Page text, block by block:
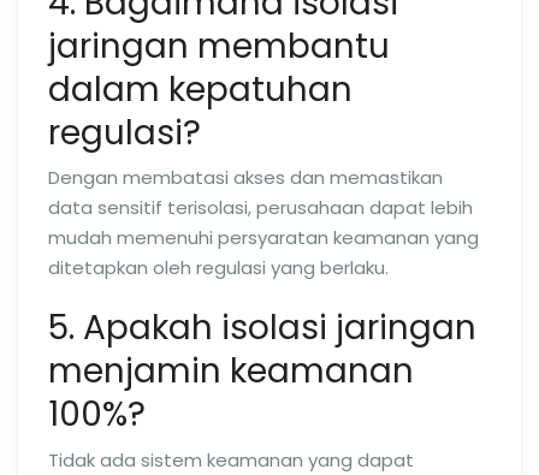
jaringan membantu
dalam kepatuhan
regulasi?
Dengan membatasi akses dan memastikan
data sensitif terisolasi, perusahaan dapat lebih
mudah memenuhi persyaratan keamanan yang
ditetapkan oleh regulasi yang berlaku.
5. Apakah isolasi jaringan
menjamin keamanan
100%?
Tidak ada sistem keamanan yang dapat